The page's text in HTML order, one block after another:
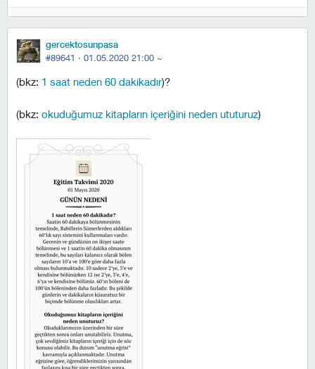
gercektosunpasa
#89641 · 01.05.2020 21:00 ~
(bkz: 1 saat neden 60 dakikadır)?
(bkz: okuduğumuz kitapların içeriğini neden ututuruz)